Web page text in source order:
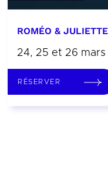
ROMÉO & JULIETTE
24, 25 et 26
RÉSERVER